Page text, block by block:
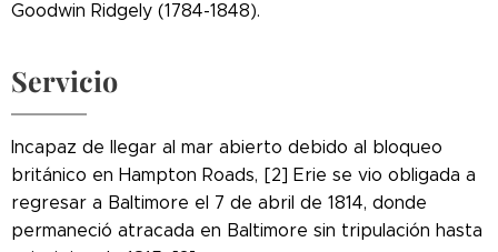
Goodwin Ridgely (1784-1848).
Servicio
Incapaz de llegar al mar abierto debido al bloqueo
británico en Hampton Roads, [2] Erie se vio obligada a
regresar a Baltimore el 7 de abril de 1814, donde
permaneció atracada en Baltimore sin tripulación hasta